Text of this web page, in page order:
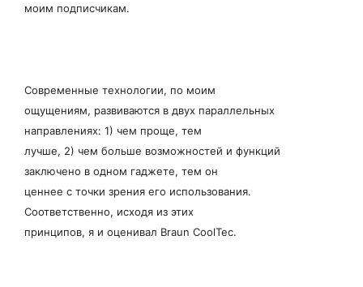
моим подписчикам.
Современные технологии, по моим
ощущениям, развиваются в двух параллельных
направлениях: 1) чем проще, тем
лучше, 2) чем больше возможностей и функций
заключено в одном гаджете, тем он
ценнее с точки зрения его использования.
Соответственно, исходя из этих
принципов, я и оценивал Braun CoolTec.